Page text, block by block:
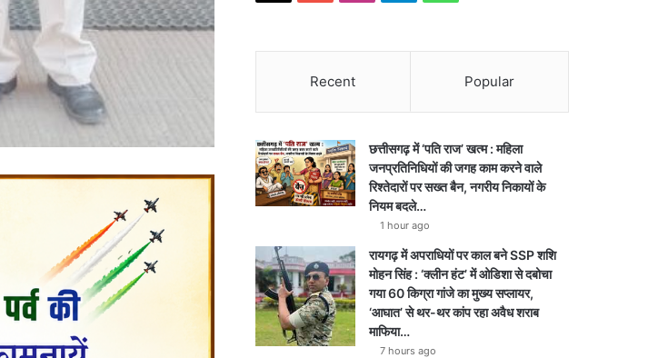
Recent Popular
छत्तीसगढ़ में ‘पति राज’ खत्म : महिला
जनप्रतिनिधियों की जगह काम करने वाले
रिश्तेदारों पर सख्त बैन, नगरीय निकायों के
नियम बदले…
1 hour ago
रायगढ़ में अपराधियों पर काल बने SSP शशि
मोहन सिंह : ‘क्लीन हंट’ में ओडिशा से दबोचा
गया 60 किग्रा गांजे का मुख्य सप्लायर,
‘आघात’ से थर-थर कांप रहा अवैध शराब
माफिया…
7 hours ago